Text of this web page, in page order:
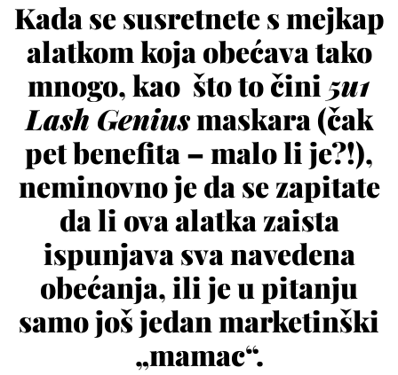
Kada se susretnete s mejkap
alatkom koja obećava tako
mnogo, kao što to čini 5u1
Lash Geniusmaskara (čak
pet benefita – malo li je?!),
neminovno je da se zapitate
da li ova alatka zaista
ispunjava sva navedena
obećanja, ili je u pitanju
samo još jedan marketinški
„mamac“.